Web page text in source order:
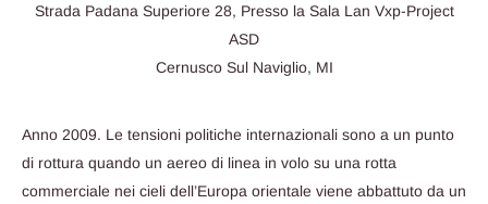
Strada Padana Superiore 28, Presso la Sala Lan Vxp-Project
ASD
Cernusco Sul Naviglio, MI
Anno 2009. Le tensioni politiche internazionali sono a un punto
di rottura quando un aereo di linea in volo su una rotta
commerciale nei cieli dell’Europa orientale viene abbattuto da un